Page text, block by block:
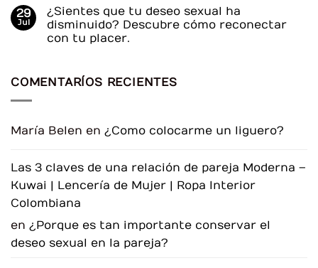
y
errores
que
debes
Un
Viaje
para
Avivar
la
Relación
comentarios
en
La
Elegancia
Liguero
29
Jul
¿Sientes que tu deseo sexual ha
disminuido? Descubre cómo reconectar
con tu placer.
en
sexual
ha
cómo
reconectar
con
tu
placer.
COMENTARÍOS RECIENTES
María Belen en ¿Como colocarme un liguero?
Las 3 claves de una relación de pareja Moderna –
Kuwai | Lencería de Mujer | Ropa Interior
Colombiana
en ¿Porque es tan importante conservar el
deseo sexual en la pareja?